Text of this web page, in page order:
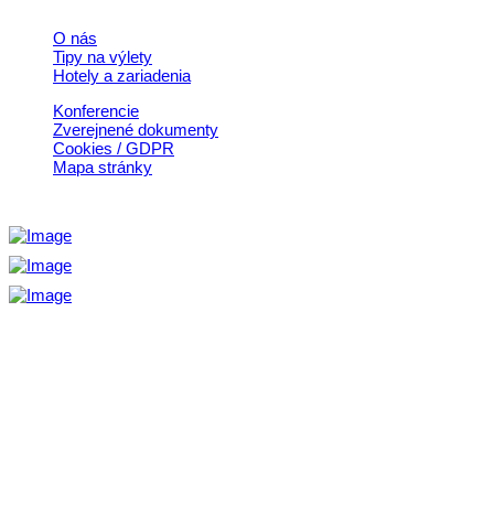
O nás
Tipy na výlety
Hotely a zariadenia
Konferencie
Zverejnené dokumenty
Cookies / GDPR
Mapa stránky